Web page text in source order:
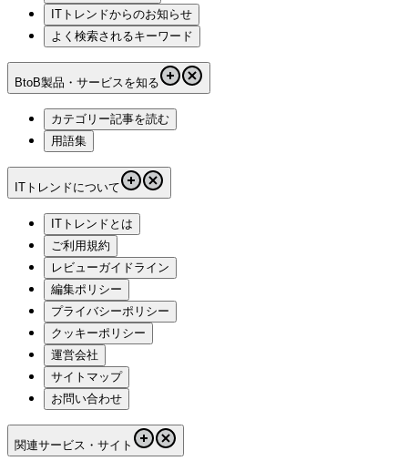
ITトレンドからのお知らせ
よく検索されるキーワード
BtoB製品・サービスを知る
カテゴリー記事を読む
用語集
ITトレンドについて
ITトレンドとは
ご利用規約
レビューガイドライン
編集ポリシー
プライバシーポリシー
クッキーポリシー
運営会社
サイトマップ
お問い合わせ
関連サービス・サイト